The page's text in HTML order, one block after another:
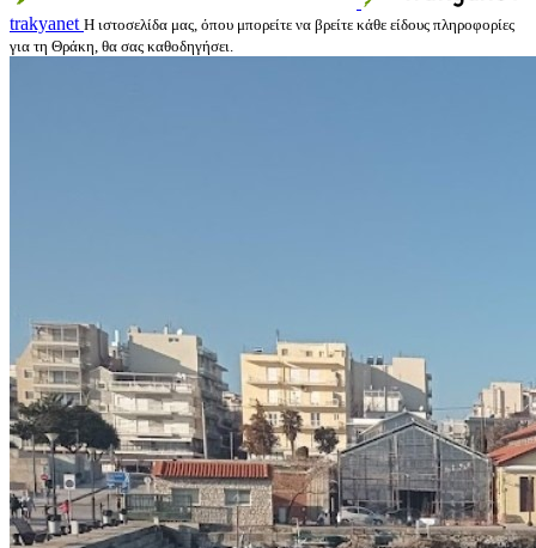
trakyanet Η ιστοσελίδα μας, όπου μπορείτε να βρείτε κάθε είδους πληροφορίες
για τη Θράκη, θα σας καθοδηγήσει.